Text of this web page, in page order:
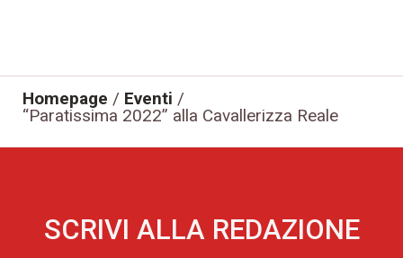
Homepage / Eventi /
“Paratissima 2022” alla Cavallerizza Reale
SCRIVI ALLA REDAZIONE